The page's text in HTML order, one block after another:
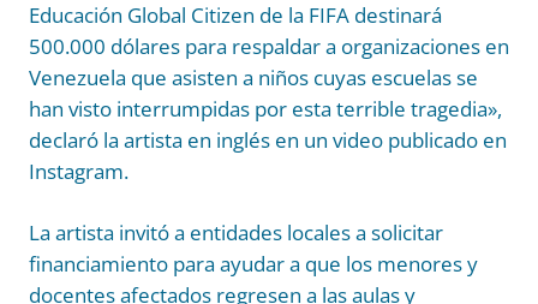
Educación Global Citizen de la FIFA destinará
500.000 dólares para respaldar a organizaciones en
Venezuela que asisten a niños cuyas escuelas se
han visto interrumpidas por esta terrible tragedia»,
declaró la artista en inglés en un video publicado en
Instagram.
La artista invitó a entidades locales a solicitar
financiamiento para ayudar a que los menores y
docentes afectados regresen a las aulas y